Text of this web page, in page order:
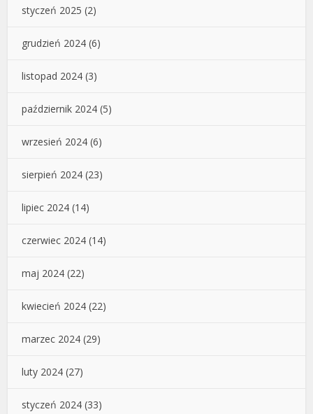
styczeń 2025 (2)
grudzień 2024 (6)
listopad 2024 (3)
październik 2024 (5)
wrzesień 2024 (6)
sierpień 2024 (23)
lipiec 2024 (14)
czerwiec 2024 (14)
maj 2024 (22)
kwiecień 2024 (22)
marzec 2024 (29)
luty 2024 (27)
styczeń 2024 (33)